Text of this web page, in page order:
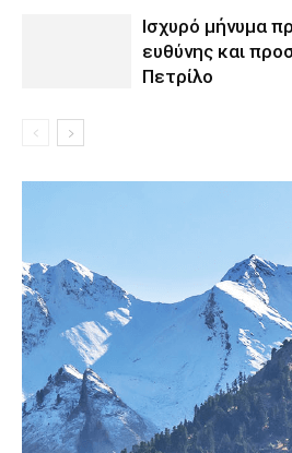
Ισχυρό μήνυμα
ευθύνης και
Πετρίλο